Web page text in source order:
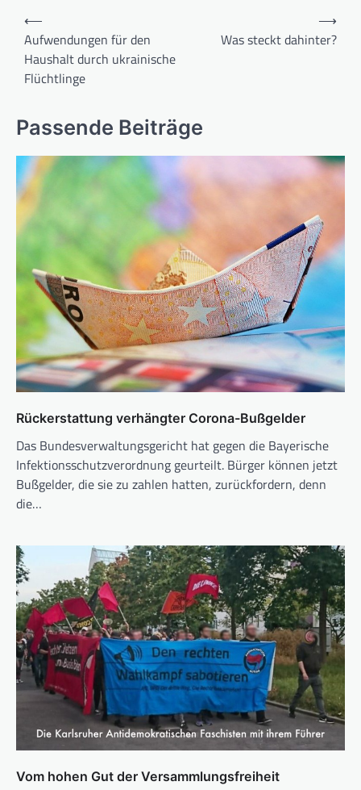
Beitragsnavigation
⟵
Aufwendungen für den
Haushalt durch ukrainische
Flüchtlinge
Was steckt dahinter?
⟶
Passende Beiträge
Rückerstattung verhängter Corona-Bußgelder
Das Bundesverwaltungsgericht hat gegen die Bayerische
Infektionsschutzverordnung geurteilt. Bürger können jetzt
Bußgelder, die sie zu zahlen hatten, zurückfordern, denn
die…
Vom hohen Gut der Versammlungsfreiheit